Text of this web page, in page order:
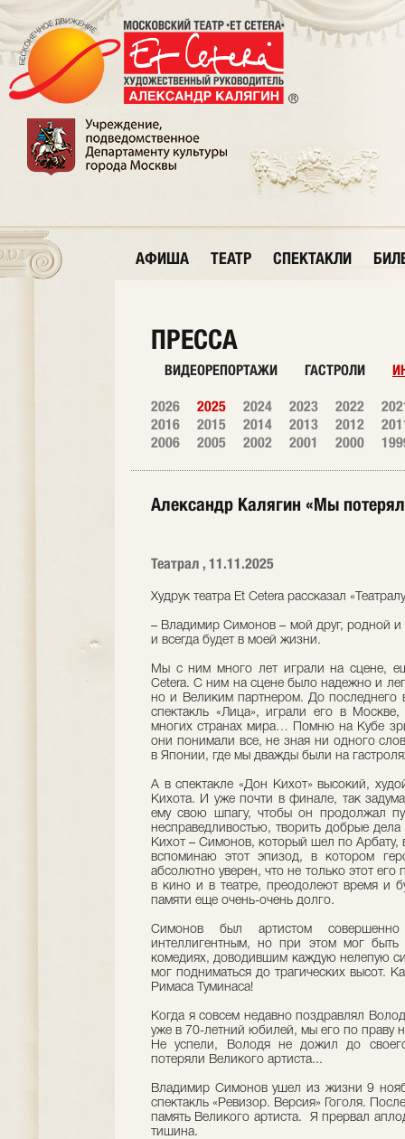
АФИША ТЕАТР СПЕКТАКЛИ
ПРЕССА
ВИДЕОРЕПОРТАЖИ ГАСТРОЛИ
2026 2025 2024 2023 2022
2016
2015 2014 2013 2012
2006
2005 2002 2001 2000
Александр Калягин «Мы
Театрал , 11.11.2025
Худрук театра Et Cetera рассказал
– Владимир Симонов – мой друг, родной и
и всегда будет в моей жизни.
Мы с ним много лет играли на сцене,
Cetera. С ним на сцене было надежно и
но и Великим партнером. До
спектакль «Лица», играли его в
многих странах мира… Помню на Кубе
они понимали все, не зная ни одного
в Японии, где мы дважды были на
А в спектакле «Дон Кихот» высокий,
Кихота. И уже почти в финале, так
ему свою шпагу, чтобы он продолжал
несправедливостью, творить добрые
Кихот – Симонов, который шел по
вспоминаю этот эпизод, в котором
абсолютно уверен, что не только этот
в кино и в театре, преодолеют время и
памяти еще очень-очень долго.
Симонов был артистом
интеллигентным, но при этом мог
комедиях, доводившим каждую нелепую
мог подниматься до трагических высот.
Римаса Туминаса!
Когда я совсем недавно поздравлял
уже в 70-летний юбилей, мы его по праву
Не успели, Володя не дожил до
потеряли Великого артиста...
Владимир Симонов ушел из жизни 9
спектакль «Ревизор. Версия» Гоголя.
память Великого артиста. Я прервал
тишина.